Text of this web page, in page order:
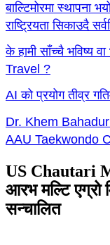
बाल्टिमोरमा स्थापना
राष्ट्रियता सिकाउदै
के हामी साँच्चै भविष्य
Travel ?
AI को प्रयोग तीव्र
Dr. Khem
AAU Taekwondo
US Chautari
आरभ मल्टि एग्रो
सन्चालित